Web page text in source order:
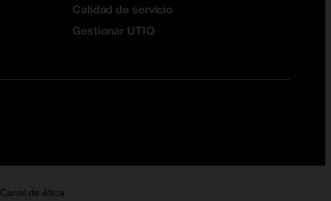
Calidad de servicio
Gestionar UTIQ
Canal de ética